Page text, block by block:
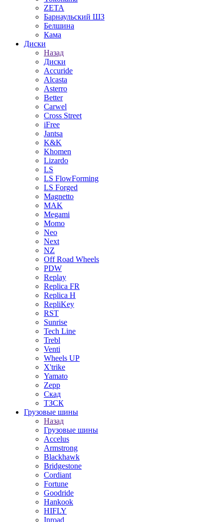
ZETA
Барнаульский ШЗ
Белшина
Кама
Диски
Назад
Диски
Accuride
Alcasta
Asterro
Better
Carwel
Cross Street
iFree
Jantsa
K&K
Khomen
Lizardo
LS
LS FlowForming
LS Forged
Magnetto
MAK
Megami
Momo
Neo
Next
NZ
Off Road Wheels
PDW
Replay
Replica FR
Replica H
RepliKey
RST
Sunrise
Tech Line
Trebl
Venti
Wheels UP
X'trike
Yamato
Zepp
Скад
ТЗСК
Грузовые шины
Назад
Грузовые шины
Accelus
Armstrong
Blackhawk
Bridgestone
Cordiant
Fortune
Goodride
Hankook
HIFLY
Inroad